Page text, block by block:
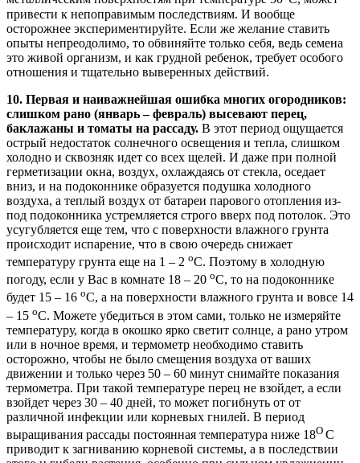
привести к непоправимым последствиям. И вообще
осторожнее экспериментируйте. Если же желание ставить
опыты непреодолимо, то обвиняйте только себя, ведь семена
это живой организм, и как грудной ребенок, требует особого
отношения и тщательно выверенных действий.
10. Первая и наиважнейшая ошибка многих огородников:
слишком рано (январь – февраль) высевают перец,
баклажаны и томаты на рассаду. В этот период ощущается
острый недостаток солнечного освещения и тепла, слишком
холодно и сквозняк идет со всех щелей. И даже при полной
герметизации окна, воздух, охлаждаясь от стекла, оседает
вниз, и на подоконнике образуется подушка холодного
воздуха, а теплый воздух от батареи парового отопления из-
под подоконника устремляется строго вверх под потолок. Это
усугубляется еще тем, что с поверхности влажного грунта
происходит испарение, что в свою очередь снижает
температуру грунта еще на 1 – 2 оС. Поэтому в холодную
погоду, если у Вас в комнате 18 – 20 оС, то на подоконнике
будет 15 – 16 оС, а на поверхности влажного грунта и вовсе 14
– 15 оС. Можете убедиться в этом сами, только не измеряйте
температуру, когда в окошко ярко светит солнце, а рано утром
или в ночное время, и термометр необходимо ставить
осторожно, чтобы не было смещения воздуха от ваших
движении и только через 50 – 60 минут снимайте показания
термометра. При такой температуре перец не взойдет, а если
взойдет через 30 – 40 дней, то может погибнуть от от
различной инфекции или корневых гнилей. В период
выращивания рассады постоянная температура ниже 18О С
приводит к загниванию корневой системы, а в последствии